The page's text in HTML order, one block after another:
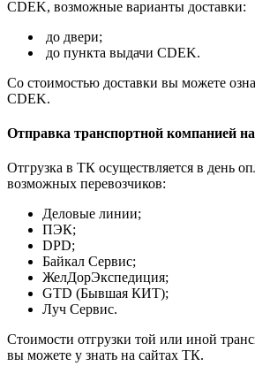
CDEK, возможные варианты доставки:
до двери;
до пункта выдачи CDEK.
Со стоимостью доставки вы можете
CDEK.
Отправка транспортной компанией
Отгрузка в ТК осуществляется в день
возможных перевозчиков:
Деловые линии;
ПЭК;
DPD;
Байкал Сервис;
ЖелДорЭкспедиция;
GTD (Бывшая КИТ);
Луч Сервис.
Стоимости отгрузки той или иной
вы можете у знать на сайтах ТК.